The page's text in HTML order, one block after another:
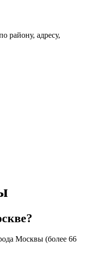
району, адресу,
Москвы (более 66